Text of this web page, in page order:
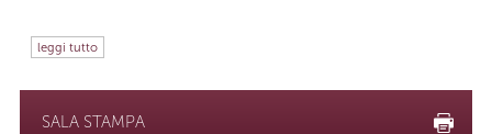
leggi tutto
SALA STAMPA